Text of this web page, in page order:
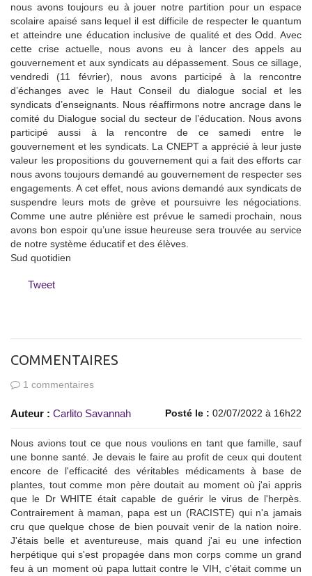
nous avons toujours eu à jouer notre partition pour un espace
scolaire apaisé sans lequel il est difficile de respecter le quantum
et atteindre une éducation inclusive de qualité et des Odd. Avec
cette crise actuelle, nous avons eu à lancer des appels au
gouvernement et aux syndicats au dépassement. Sous ce sillage,
vendredi (11 février), nous avons participé à la rencontre
d’échanges avec le Haut Conseil du dialogue social et les
syndicats d’enseignants. Nous réaffirmons notre ancrage dans le
comité du Dialogue social du secteur de l’éducation. Nous avons
participé aussi à la rencontre de ce samedi entre le
gouvernement et les syndicats. La CNEPT a apprécié à leur juste
valeur les propositions du gouvernement qui a fait des efforts car
nous avons toujours demandé au gouvernement de respecter ses
engagements. A cet effet, nous avions demandé aux syndicats de
suspendre leurs mots de grève et poursuivre les négociations.
Comme une autre plénière est prévue le samedi prochain, nous
avons bon espoir qu’une issue heureuse sera trouvée au service
de notre système éducatif et des élèves.
Sud quotidien
Tweet
COMMENTAIRES
1 commentaires
Auteur : Carlito Savannah Posté le : 02/07/2022 à 16h22
Nous avions tout ce que nous voulions en tant que famille, sauf
une bonne santé. Je devais le faire au profit de ceux qui doutent
encore de l'efficacité des véritables médicaments à base de
plantes, tout comme mon père doutait au moment où j'ai appris
que le Dr WHITE était capable de guérir le virus de l'herpès.
Contrairement à maman, papa est un (RACISTE) qui n'a jamais
cru que quelque chose de bien pouvait venir de la nation noire.
J'étais belle et aventureuse, mais quand j'ai eu une infection
herpétique qui s'est propagée dans mon corps comme un grand
feu à un moment où papa luttait contre le VIH, c'était comme un